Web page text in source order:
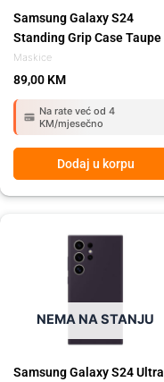
Maskice
Samsung Galaxy S24
Standing Grip Case Taupe
89,00 KM
Na rate već od 4
KM/mjesečno
Dodaj u korpu
NEMA NA STANJU
Samsung Galaxy S24 Ultra